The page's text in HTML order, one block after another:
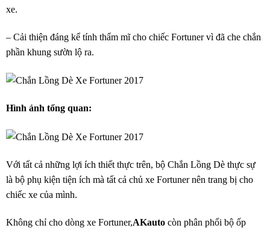
xe.
– Cải thiện đáng kể tính thẩm mĩ cho chiếc Fortuner vì đã che chắn
phần khung sườn lộ ra.
Hình ảnh tổng quan:
Với tất cả những lợi ích thiết thực trên, bộ Chắn Lồng Dè thực sự
là bộ phụ kiện tiện ích mà tất cả chủ xe Fortuner nên trang bị cho
chiếc xe của mình.
Không chỉ cho dòng xe Fortuner,AKauto còn phân phối bộ ốp